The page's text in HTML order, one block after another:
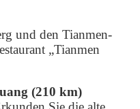
und den Tianmen-
„Tianmen
(210 km)